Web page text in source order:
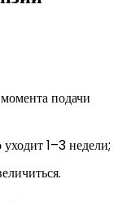
подачи
1–3 недели;